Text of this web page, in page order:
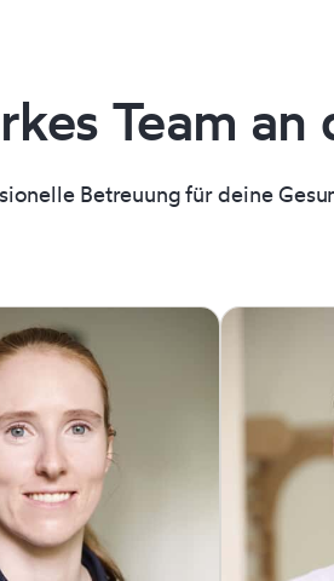
Team
Betreuung für deine